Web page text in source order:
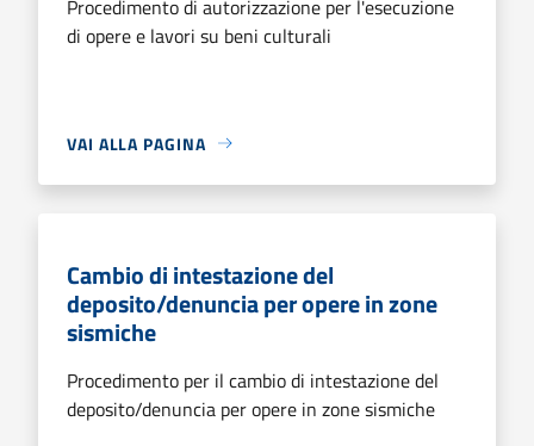
Procedimento di autorizzazione per l'esecuzione
di opere e lavori su beni culturali
VAI ALLA PAGINA
Cambio di intestazione del
deposito/denuncia per opere in zone
sismiche
Procedimento per il cambio di intestazione del
deposito/denuncia per opere in zone sismiche